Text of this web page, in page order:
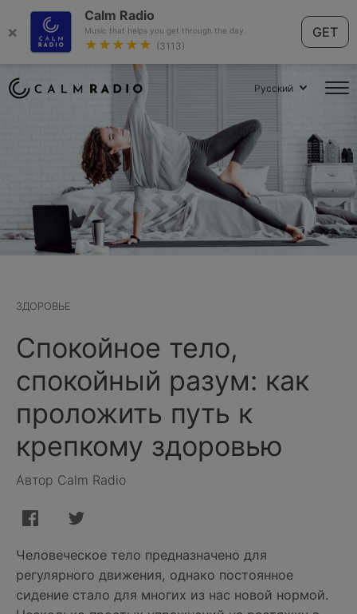
×
Calm Radio
Music that helps you get through the day.
★★★★★ (3113)
GET
Русский
ЗДОРОВЬЕ
Спокойное тело,
спокойный разум: как
проложить путь к
крепкому здоровью
Автор Calm Radio
Человеческое тело предназначено для
регулярного движения, однако постоянное
сидение стало для многих из нас новой нормой.